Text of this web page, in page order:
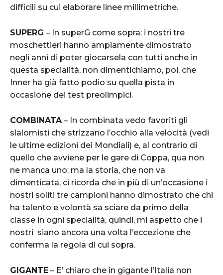
difficili su cui elaborare linee millimetriche.
SUPERG – In superG come sopra: i nostri tre
moschettieri hanno ampiamente dimostrato
negli anni di poter giocarsela con tutti anche in
questa specialità, non dimentichiamo, poi, che
Inner ha già fatto podio su quella pista in
occasione dei test preolimpici.
COMBINATA– In combinata vedo favoriti gli
slalomisti che strizzano l’occhio alla velocità (vedi
le ultime edizioni dei Mondiali) e, al contrario di
quello che avviene per le gare di Coppa, qua non
ne manca uno; ma la storia, che non va
dimenticata, ci ricorda che in più di un’occasione i
nostri soliti tre campioni hanno dimostrato che chi
ha talento e volontà sa sciare da primo della
classe in ogni specialità, quindi, mi aspetto che i
nostri siano ancora una volta l’eccezione che
conferma la regola di cui sopra.
GIGANTE – E’ chiaro che in gigante l’Italia non